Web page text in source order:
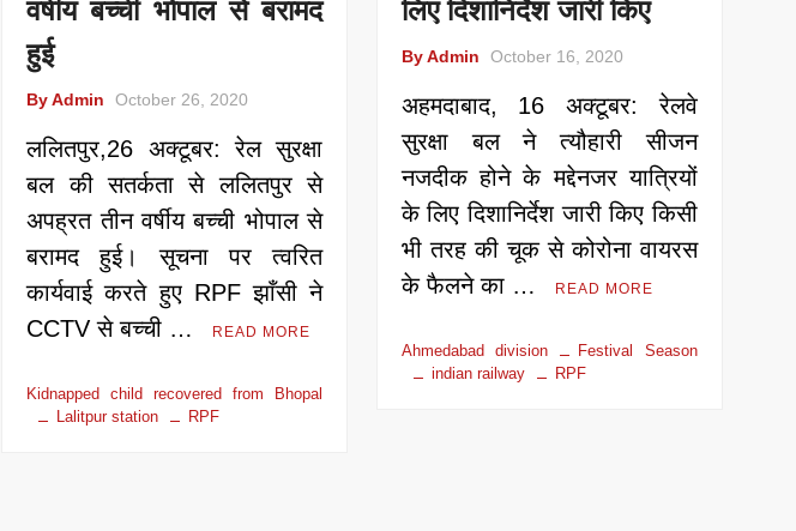
वर्षीय बच्ची भोपाल से बरामद
हुई
By Admin October 26, 2020
ललितपुर,26 अक्टूबर: रेल सुरक्षा
बल की सतर्कता से ललितपुर से
अपह्रत तीन वर्षीय बच्ची भोपाल से
बरामद हुई। सूचना पर त्वरित
कार्यवाई करते हुए RPF झाँसी ने
CCTV से बच्ची …
READ MORE
Kidnapped child recovered from Bhopal
Lalitpur station
RPF
लिए दिशानिर्देश जारी किए
By Admin October 16, 2020
अहमदाबाद, 16 अक्टूबर: रेलवे
सुरक्षा बल ने त्यौहारी सीजन
नजदीक होने के मद्देनजर यात्रियों
के लिए दिशानिर्देश जारी किए किसी
भी तरह की चूक से कोरोना वायरस
के फैलने का …
READ MORE
Ahmedabad division
Festival Season
indian railway
RPF